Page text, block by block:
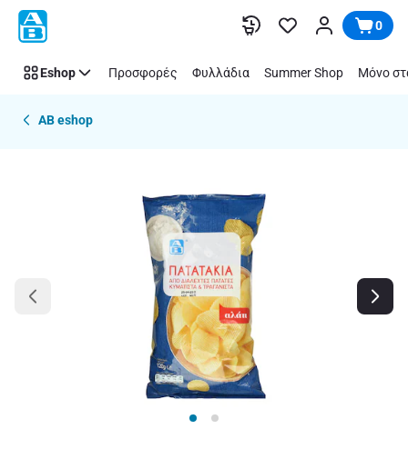
Παράλειψη 0
Eshop Προσφορές Φυλλάδια Summer Shop Μόνο
AB eshop